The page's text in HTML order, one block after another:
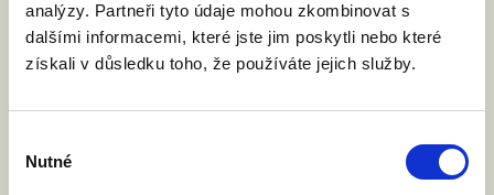
analýzy. Partneři tyto údaje mohou zkombinovat s
dalšími informacemi, které jste jim poskytli nebo které
získali v důsledku toho, že používáte jejich služby.
souhlasu
Nutné